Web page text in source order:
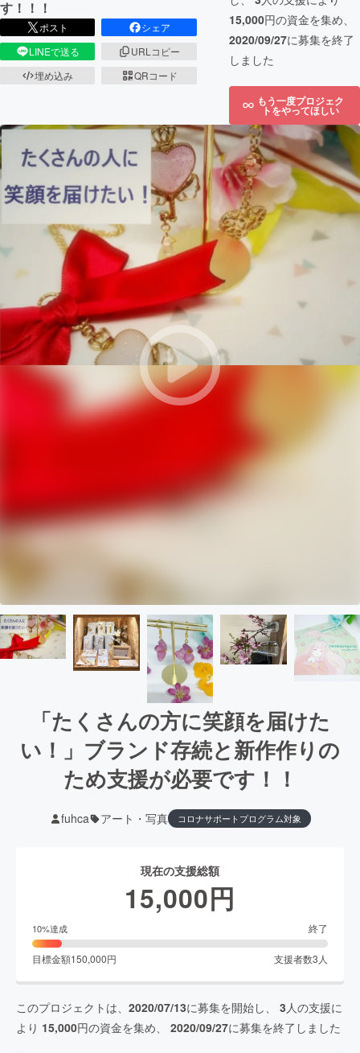
す！！！
ポスト
シェア
LINEで送る
URLコピー
埋め込み
QRコード
15,000円の資金を集め、
2020/09/27に募集を終了
しました
もう一度プロジェク
トをやってほしい
「たくさんの方に笑顔を届けた
い！」ブランド存続と新作作りの
ため支援が必要です！！
fuhca アート・写真 コロナサポートプログラム対象
現在の支援総額
15,000円
10%達成 終了
目標金額150,000円 支援者数3 人
このプロジェクトは、 2020/07/13に募集を開始し、 3人の支援に
より 15,000円の資金を集め、 2020/09/27に募集を終了しました